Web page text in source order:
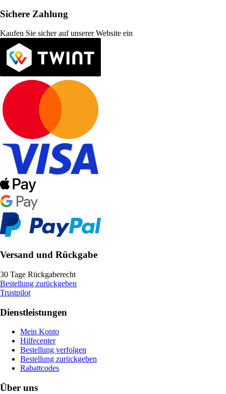
Sichere Zahlung
Kaufen Sie sicher auf unserer Website ein
Versand und Rückgabe
30 Tage Rückgaberecht
Bestellung zurückgeben
Trustpilot
Dienstleistungen
Mein Konto
Hilfecenter
Bestellung verfolgen
Bestellung zurückgeben
Rabattcodes
Über uns